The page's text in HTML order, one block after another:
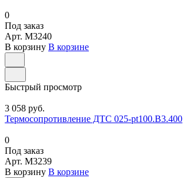
0
Под заказ
Арт. M3240
В корзину В корзине
Быстрый просмотр
3 058 руб.
Термосопротивление ДТС 025-pt100.В3.400
0
Под заказ
Арт. M3239
В корзину В корзине